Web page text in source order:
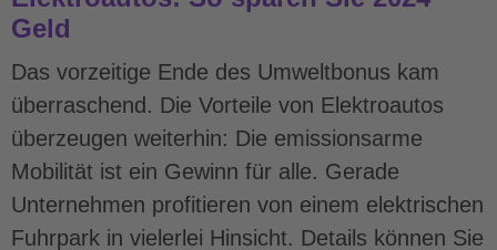
Geld
Das vorzeitige Ende des Umweltbonus kam
überraschend. Die Vorteile von Elektroautos
überzeugen weiterhin: Die emissionsarme
Mobilität ist ein Gewinn für alle. Gerade
Unternehmen profitieren von einem elektrischen
Fuhrpark in vielerlei Hinsicht. Details können Sie